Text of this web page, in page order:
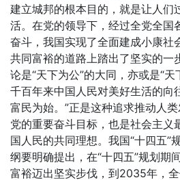
建立城邦的根本目的，就是让人们
活。在党的领导下，经过全党全国
奋斗，我国实现了全面建成小康社
共同富裕的道路上踏出了坚实的一
论是“天下为公”的大同，亦或是“
千百年来中国人民对美好生活的向
富民为始。”正是这种追求推动人
党的重要奋斗目标，也是社会主义
国人民的共同理想。我国“十四五”
纲要明确提出，在“十四五”规划期
富裕迈出坚实步伐，到2035年，